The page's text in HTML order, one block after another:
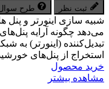
ثبت نظر طرح
شبیه سازی اینورتر و پنل
می‌دهد چگونه آرایه
تبدیل‌کننده (اینورتر) به
استخراج از پنل‌های
خرید محصول
مشاهده بیشتر